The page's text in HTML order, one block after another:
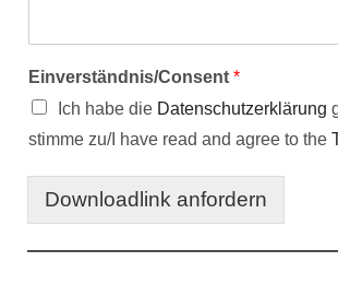
Einverständnis/Consent *
Ich habe die Datenschutzerklärung
stimme zu/I have read and agree to the
Downloadlink anfordern